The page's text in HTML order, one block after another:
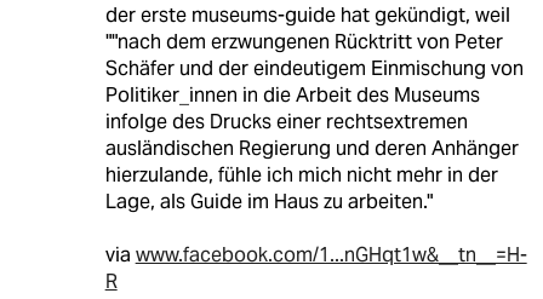
der erste museums-guide hat gekündigt, weil
""nach dem erzwungenen Rücktritt von Peter
Schäfer und der eindeutigem Einmischung von
Politiker_innen in die Arbeit des Museums
infolge des Drucks einer rechtsextremen
ausländischen Regierung und deren Anhänger
hierzulande, fühle ich mich nicht mehr in der
Lage, als Guide im Haus zu arbeiten."
via www.facebook.com/1...nGHqt1w&__tn__=H-
R